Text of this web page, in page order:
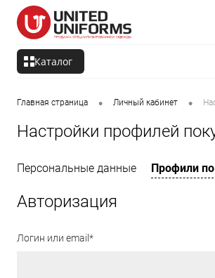
Каталог
Главная страница • Личный кабинет •
Настройки профилей
Персональные данные Профили
Авторизация
Логин или email*